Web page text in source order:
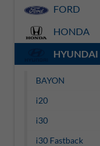
FORD
HONDA
HYUNDAI
BAYON
i20
i30
i30 Fastback